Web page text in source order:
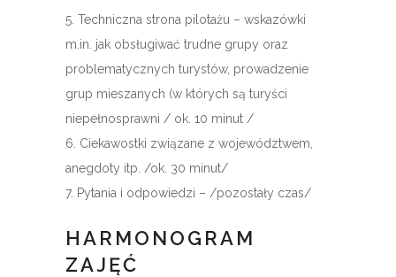
5. Techniczna strona pilotażu – wskazówki
m.in. jak obsługiwać trudne grupy oraz
problematycznych turystów, prowadzenie
grup mieszanych (w których są turyści
niepełnosprawni / ok. 10 minut /
6. Ciekawostki związane z województwem,
anegdoty itp. /ok. 30 minut/
7. Pytania i odpowiedzi – /pozostały czas/
HARMONOGRAM
ZAJĘĆ